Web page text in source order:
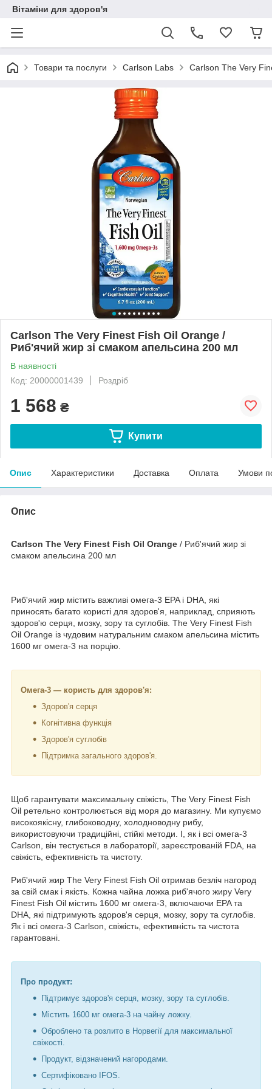
Вітаміни для здоров'я
Товари та послуги Carlson Labs Carlson The Very
Carlson The Very Finest Fish Oil Orange /
Риб'ячий жир зі смаком апельсина 200 мл
В наявності
Код: 20000001439
Роздріб
1 568 ₴
Купити
Опис Характеристики Доставка Оплата Умови
Опис
Carlson The Very Finest Fish Oil Orange / Риб'ячий жир зі
смаком апельсина 200 мл
Риб'ячий жир містить важливі омега-3 EPA і DHA, які
приносять багато користі для здоров'я, наприклад, сприяють
здоров'ю серця, мозку, зору та суглобів. The Very Finest Fish
Oil Orange із чудовим натуральним смаком апельсина містить
1600 мг омега-3 на порцію.
Омега-3 — користь для здоров'я:
Здоров'я серця
Когнітивна функція
Здоров'я суглобів
Підтримка загального здоров'я.
Щоб гарантувати максимальну свіжість, The Very Finest Fish
Oil ретельно контролюється від моря до магазину. Ми купуємо
високоякісну, глибоководну, холодноводну рибу,
використовуючи традиційні, стійкі методи. І, як і всі омега-3
Carlson, він тестується в лабораторії, зареєстрованій FDA, на
свіжість, ефективність та чистоту.
Риб'ячий жир The Very Finest Fish Oil отримав безліч нагород
за свій смак і якість. Кожна чайна ложка риб'ячого жиру Very
Finest Fish Oil містить 1600 мг омега-3, включаючи EPA та
DHA, які підтримують здоров'я серця, мозку, зору та суглобів.
Як і всі омега-3 Carlson, свіжість, ефективність та чистота
гарантовані.
Про продукт:
Підтримує здоров'я серця, мозку, зору та суглобів.
Містить 1600 мг омега-3 на чайну ложку.
Оброблено та розлито в Норвегії для максимальної
свіжості.
Продукт, відзначений нагородами.
Сертифіковано IFOS.